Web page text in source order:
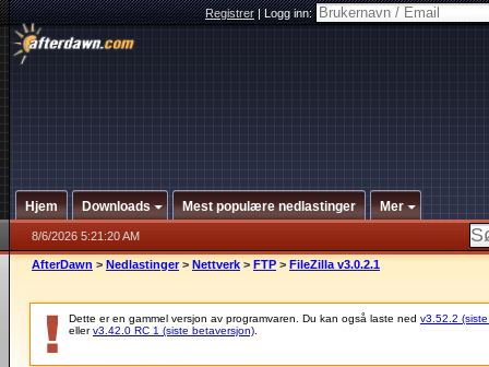
Registrer|Logg inn:
Hjem Downloads Mest populære nedlastinger Mer
8/6/2026 5:21:20 AM
AfterDawn > Nedlastinger > Nettverk > FTP > FileZilla v3.0.2.1
Dette er en gammel versjon av programvaren. Du kan også laste ned v3.52.2
ellerv3.42.0 RC 1 (siste betaversjon)